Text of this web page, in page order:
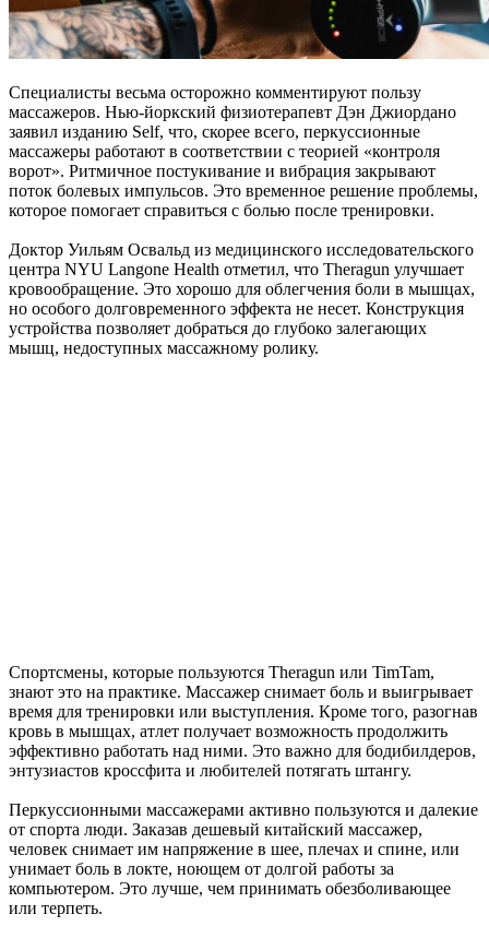
Специалисты весьма осторожно комментируют пользу
массажеров. Нью-йоркский физиотерапевт Дэн Джиордано
заявил изданию Self, что, скорее всего, перкуссионные
массажеры работают в соответствии с теорией «контроля
ворот». Ритмичное постукивание и вибрация закрывают
поток болевых импульсов. Это временное решение проблемы,
которое помогает справиться с болью после тренировки.
Доктор Уильям Освальд из медицинского исследовательского
центра NYU Langone Health отметил, что Theragun улучшает
кровообращение. Это хорошо для облегчения боли в мышцах,
но особого долговременного эффекта не несет. Конструкция
устройства позволяет добраться до глубоко залегающих
мышц, недоступных массажному ролику.
Спортсмены, которые пользуются Theragun или TimTam,
знают это на практике. Массажер снимает боль и выигрывает
время для тренировки или выступления. Кроме того, разогнав
кровь в мышцах, атлет получает возможность продолжить
эффективно работать над ними. Это важно для бодибилдеров,
энтузиастов кроссфита и любителей потягать штангу.
Перкуссионными массажерами активно пользуются и далекие
от спорта люди. Заказав дешевый китайский массажер,
человек снимает им напряжение в шее, плечах и спине, или
унимает боль в локте, ноющем от долгой работы за
компьютером. Это лучше, чем принимать обезболивающее
или терпеть.